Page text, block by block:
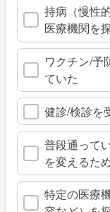
持病（慢性
医療機関を
ワクチン/予
ていた
健診/検診を
普段通って
を変えるた
特定の医療